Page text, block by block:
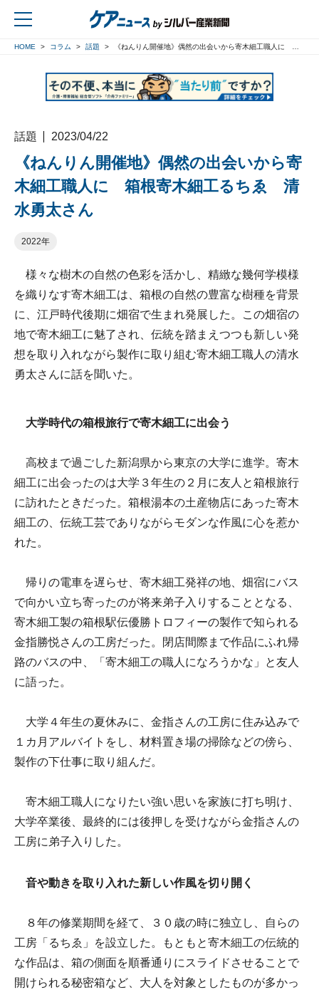
HOME コラム 話題 《ねんりん開催地》偶然の出会いから寄木細工職人に 箱根寄木細工るちゑ 清水勇太さん
話題 2023/04/22
《ねんりん開催地》偶然の出会いから寄
木細工職人に 箱根寄木細工るちゑ 清
水勇太さん
2022年
様々な樹木の自然の色彩を活かし、精緻な幾何学模様
を織りなす寄木細工は、箱根の自然の豊富な樹種を背景
に、江戸時代後期に畑宿で生まれ発展した。この畑宿の
地で寄木細工に魅了され、伝統を踏まえつつも新しい発
想を取り入れながら製作に取り組む寄木細工職人の清水
勇太さんに話を聞いた。
大学時代の箱根旅行で寄木細工に出会う
高校まで過ごした新潟県から東京の大学に進学。寄木
細工に出会ったのは大学３年生の２月に友人と箱根旅行
に訪れたときだった。箱根湯本の土産物店にあった寄木
細工の、伝統工芸でありながらモダンな作風に心を惹か
れた。
帰りの電車を遅らせ、寄木細工発祥の地、畑宿にバス
で向かい立ち寄ったのが将来弟子入りすることとなる、
寄木細工製の箱根駅伝優勝トロフィーの製作で知られる
金指勝悦さんの工房だった。閉店間際まで作品にふれ帰
路のバスの中、「寄木細工の職人になろうかな」と友人
に語った。
大学４年生の夏休みに、金指さんの工房に住み込みで
１カ月アルバイトをし、材料置き場の掃除などの傍ら、
製作の下仕事に取り組んだ。
寄木細工職人になりたい強い思いを家族に打ち明け、
大学卒業後、最終的には後押しを受けながら金指さんの
工房に弟子入りした。
音や動きを取り入れた新しい作風を切り開く
８年の修業期間を経て、３０歳の時に独立し、自らの
工房「るちゑ」を設立した。もともと寄木細工の伝統的
な作品は、箱の側面を順番通りにスライドさせることで
開けられる秘密箱など、大人を対象としたものが多かっ